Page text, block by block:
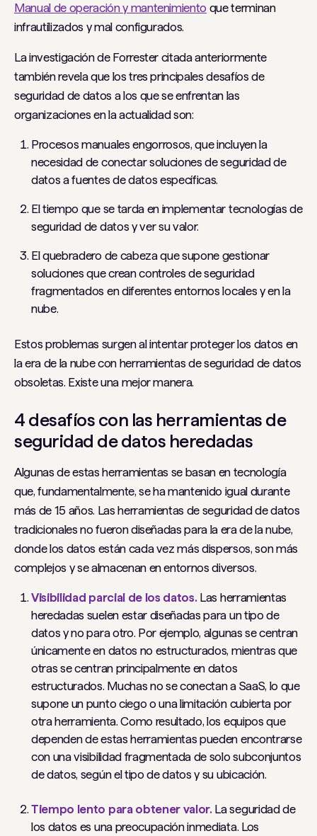
Manual de operación y mantenimiento que terminan
infrautilizados y mal configurados.
La investigación de Forrester citada anteriormente
también revela que los tres principales desafíos de
seguridad de datos a los que se enfrentan las
organizaciones en la actualidad son:
Procesos manuales engorrosos, que incluyen la
necesidad de conectar soluciones de seguridad de
datos a fuentes de datos específicas.
El tiempo que se tarda en implementar tecnologías de
seguridad de datos y ver su valor.
El quebradero de cabeza que supone gestionar
soluciones que crean controles de seguridad
fragmentados en diferentes entornos locales y en la
nube.
Estos problemas surgen al intentar proteger los datos en
la era de la nube con herramientas de seguridad de datos
obsoletas. Existe una mejor manera.
4 desafíos con las herramientas de
seguridad de datos heredadas
Algunas de estas herramientas se basan en tecnología
que, fundamentalmente, se ha mantenido igual durante
más de 15 años. Las herramientas de seguridad de datos
tradicionales no fueron diseñadas para la era de la nube,
donde los datos están cada vez más dispersos, son más
complejos y se almacenan en entornos diversos.
Visibilidad parcial de los datos.Las herramientas
heredadas suelen estar diseñadas para un tipo de
datos y no para otro. Por ejemplo, algunas se centran
únicamente en datos no estructurados, mientras que
otras se centran principalmente en datos
estructurados. Muchas no se conectan a SaaS, lo que
supone un punto ciego o una limitación cubierta por
otra herramienta. Como resultado, los equipos que
dependen de estas herramientas pueden encontrarse
con una visibilidad fragmentada de solo subconjuntos
de datos, según el tipo de datos y su ubicación.
Tiempo lento para obtener valor.La seguridad de
los datos es una preocupación inmediata. Los